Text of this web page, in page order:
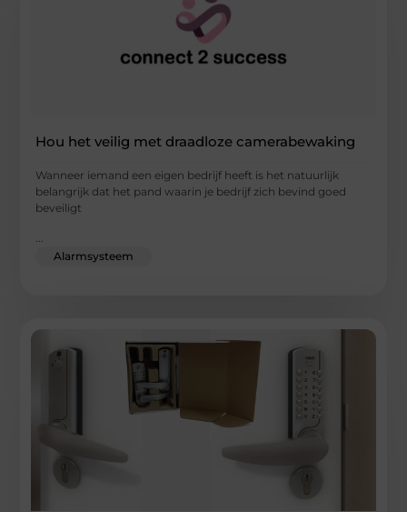
Hou het veilig met draadloze camerabewaking
Wanneer iemand een eigen bedrijf heeft is het natuurlijk
belangrijk dat het pand waarin je bedrijf zich bevind goed
beveiligt
Alarmsysteem